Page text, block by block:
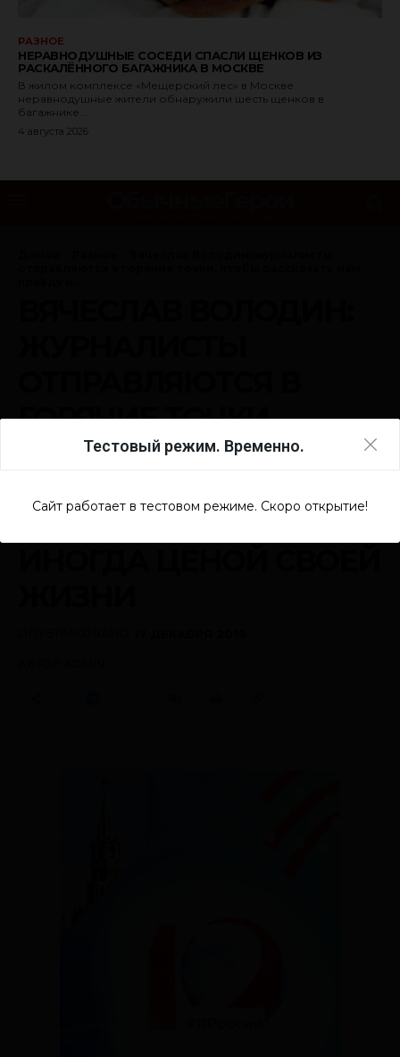
Тестовый режим. Временно.
Сайт работает в тестовом режиме. Скоро открытие!
РАЗНОЕ
НЕРАВНОДУШНЫЕ СОСЕДИ СПАСЛИ ЩЕНКОВ ИЗ
РАСКАЛЁННОГО БАГАЖНИКА В МОСКВЕ
В жилом комплексе «Мещерский лес» в Москве
неравнодушные жители обнаружили шесть щенков в
багажнике...
4 августа 2026